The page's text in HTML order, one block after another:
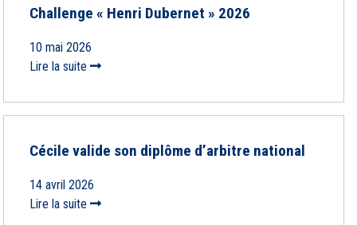
Challenge « Henri Dubernet » 2026
10 mai 2026
Lire la suite
Cécile valide son diplôme d’arbitre national
14 avril 2026
Lire la suite